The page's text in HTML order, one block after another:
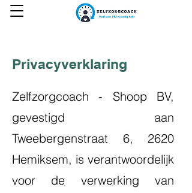
Privacyverklaring
Zelfzorgcoach - Shoop BV,
gevestigd aan
Tweebergenstraat 6, 2620
Hemiksem, is verantwoordelijk
voor de verwerking van